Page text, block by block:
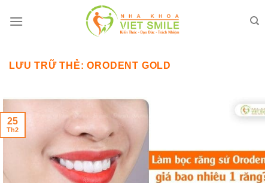
qua
LƯU TRỮ THẺ:ORODENT GOLD
25
Th2